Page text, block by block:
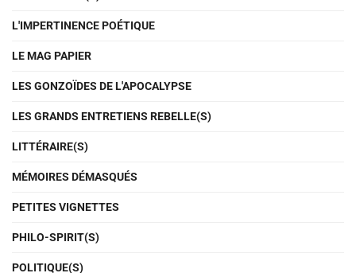
L'IMPERTINENCE POÉTIQUE
LE MAG PAPIER
LES GONZOÏDES DE L'APOCALYPSE
LES GRANDS ENTRETIENS REBELLE(S)
LITTÉRAIRE(S)
MÉMOIRES DÉMASQUÉS
PETITES VIGNETTES
PHILO-SPIRIT(S)
POLITIQUE(S)